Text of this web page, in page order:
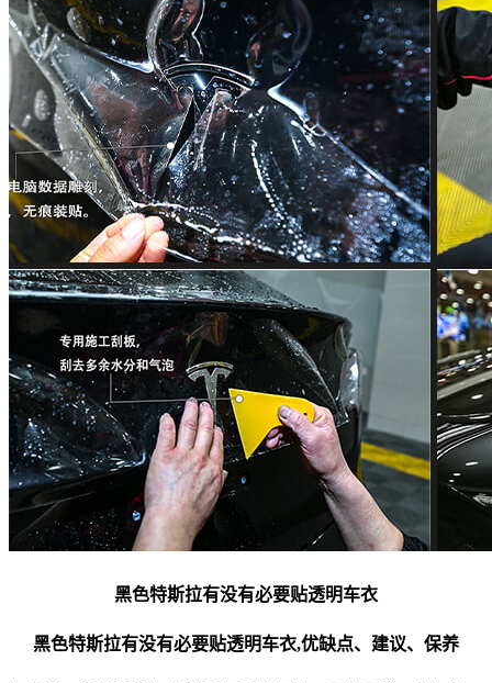
黑色特斯拉有没有必要贴透明车衣
黑色特斯拉有没有必要贴透明车衣,优缺点、建议、保养